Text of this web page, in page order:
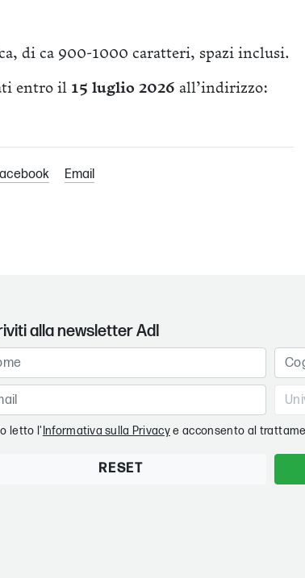
di ca 900-1000 caratteri, spazi inclusi.
entro il 15 luglio 2026 all’indirizzo:
Email
alla newsletter AdI
letto l' Informativa sulla Privacye acconsento al
RESET